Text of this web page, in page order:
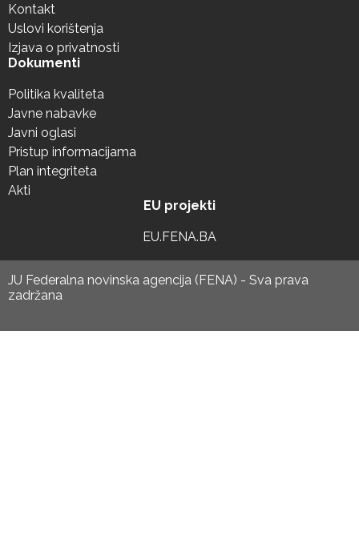
Kontakt
Uslovi korištenja
Izjava o privatnosti
Dokumenti
Politika kvaliteta
Javne nabavke
Javni oglasi
Pristup informacijama
Plan integriteta
Akti
EU projekti
EU.FENA.BA
JU Federalna novinska agencija (FENA) - Sva prava
zadržana